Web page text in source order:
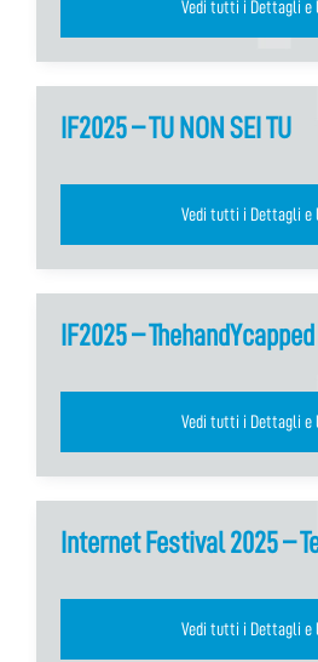
IF2025 – TU NON SEI TU
IF2025 – ThehandYcapped
Internet Festival 2025 –